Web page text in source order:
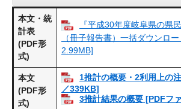
本文・統
計表
(PDF形
式)
『平成30年度岐阜県の県
（冊子報告書）一括ダウンロ
2.99MB]
本文
(PDF形
式)
1推計の概要・2利用上の
／339KB]
3推計結果の概要 [PDFフ